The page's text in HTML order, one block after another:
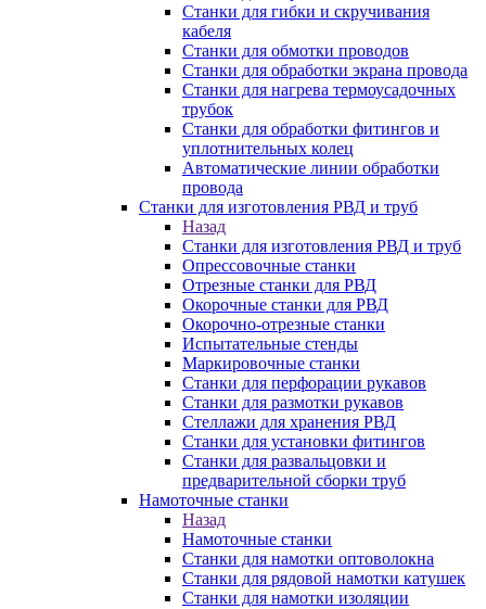
Станки для гибки и скручивания
кабеля
Станки для обмотки проводов
Станки для обработки экрана провода
Станки для нагрева термоусадочных
трубок
Станки для обработки фитингов и
уплотнительных колец
Автоматические линии обработки
провода
Станки для изготовления РВД и труб
Назад
Станки для изготовления РВД и труб
Опрессовочные станки
Отрезные станки для РВД
Окорочные станки для РВД
Окорочно-отрезные станки
Испытательные стенды
Маркировочные станки
Станки для перфорации рукавов
Станки для размотки рукавов
Стеллажи для хранения РВД
Станки для установки фитингов
Станки для развальцовки и
предварительной сборки труб
Намоточные станки
Назад
Намоточные станки
Станки для намотки оптоволокна
Станки для рядовой намотки катушек
Станки для намотки изоляции